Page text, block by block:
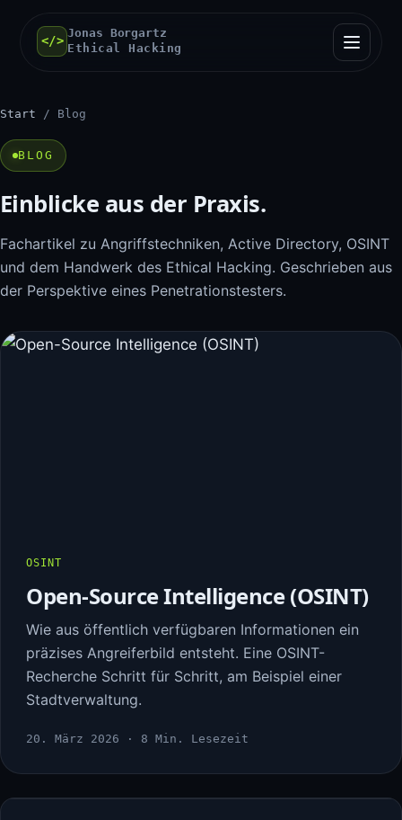
</>
Jonas Borgartz
Ethical Hacking
Start / Blog
BLOG
Einblicke aus der Praxis.
Fachartikel zu Angriffstechniken, Active Directory, OSINT
und dem Handwerk des Ethical Hacking. Geschrieben aus
der Perspektive eines Penetrationstesters.
OSINT
Open-Source Intelligence (OSINT)
Wie aus öffentlich verfügbaren Informationen ein
präzises Angreiferbild entsteht. Eine OSINT-
Recherche Schritt für Schritt, am Beispiel einer
Stadtverwaltung.
20. März 2026 · 8 Min. Lesezeit